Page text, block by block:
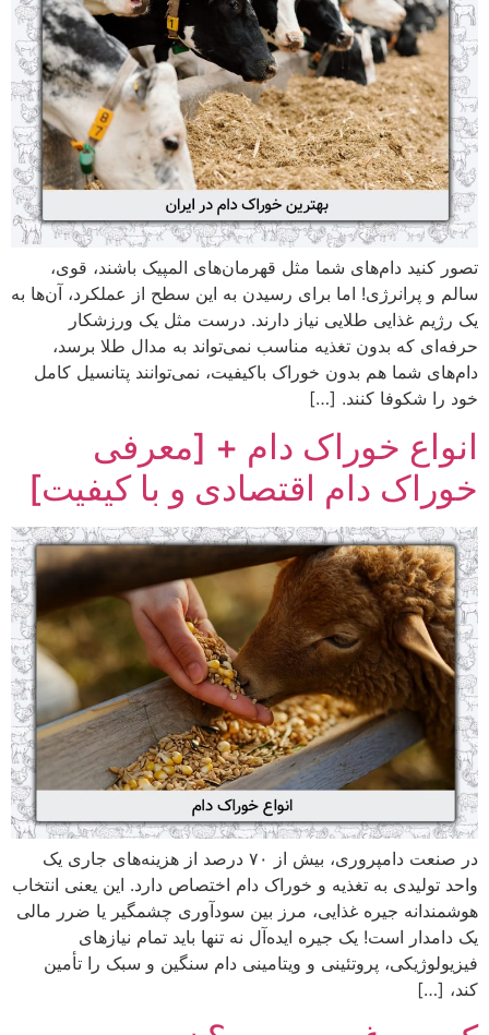
تصور کنید دام‌های شما مثل قهرمان‌های المپیک باشند، قوی،
سالم و پرانرژی! اما برای رسیدن به این سطح از عملکرد، آن‌ها به
یک رژیم غذایی طلایی نیاز دارند. درست مثل یک ورزشکار
حرفه‌ای که بدون تغذیه مناسب نمی‌تواند به مدال طلا برسد،
دام‌های شما هم بدون خوراک باکیفیت، نمی‌توانند پتانسیل کامل
خود را شکوفا کنند. […]
انواع خوراک دام + [معرفی
خوراک دام اقتصادی و با کیفیت]
در صنعت دامپروری، بیش از ۷۰ درصد از هزینه‌های جاری یک
واحد تولیدی به تغذیه و خوراک دام اختصاص دارد. این یعنی انتخاب
هوشمندانه جیره غذایی، مرز بین سودآوری چشمگیر یا ضرر مالی
یک دامدار است! یک جیره ایده‌آل نه تنها باید تمام نیازهای
فیزیولوژیکی، پروتئینی و ویتامینی دام سنگین و سبک را تأمین
کند، […]